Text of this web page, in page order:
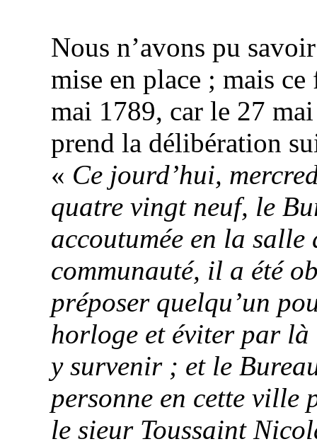
Nous n’avons pu
mise en place ; mais ce
mai 1789, car le 27
prend la délibération
« Ce jourd’hui,
quatre vingt neuf, le
accoutumée en la salle
communauté, il a été
préposer quelqu’un
horloge et éviter par
y survenir ; et le
personne en cette ville
le sieur Toussaint